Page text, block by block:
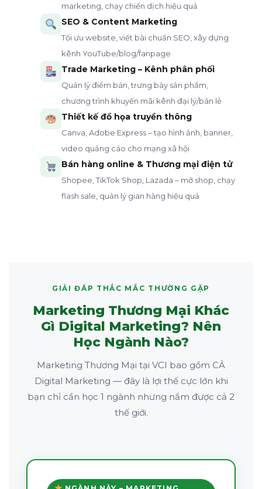
marketing, chạy chiến dịch hiệu quả
SEO & Content Marketing
Tối ưu website, viết bài chuẩn SEO, xây dựng
kênh YouTube/blog/fanpage
Trade Marketing – Kênh phân phối
Quản lý điểm bán, trưng bày sản phẩm,
chương trình khuyến mãi kênh đại lý/bán lẻ
Thiết kế đồ họa truyền thông
Canva, Adobe Express – tạo hình ảnh, banner,
video quảng cáo cho mạng xã hội
Bán hàng online & Thương mại điện tử
Shopee, TikTok Shop, Lazada – mở shop, chạy
flash sale, quản lý gian hàng hiệu quả
GIẢI ĐÁP THẮC MẮC THƯỜNG GẶP
Marketing Thương Mại Khác
Gì Digital Marketing? Nên
Học Ngành Nào?
Marketing Thương Mại tại VCI bao gồm CẢ
Digital Marketing — đây là lợi thế cực lớn khi
bạn chỉ cần học 1 ngành nhưng nắm được cả 2
thế giới.